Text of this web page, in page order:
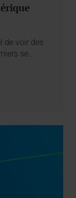
de voir des
se…